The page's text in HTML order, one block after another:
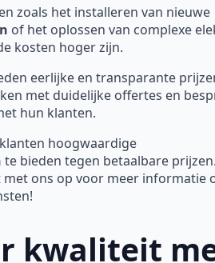
zoals het installeren van nieuwe
of het oplossen van complexe
kosten hoger zijn.
eerlijke en transparante
met duidelijke offertes en
hun klanten.
hoogwaardige
te bieden tegen betaalbare
ons op voor meer informatie
kwaliteit